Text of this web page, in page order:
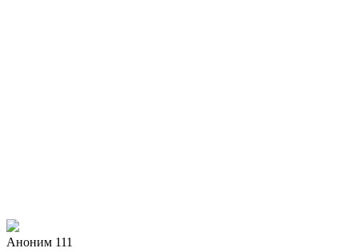
Аноним 111